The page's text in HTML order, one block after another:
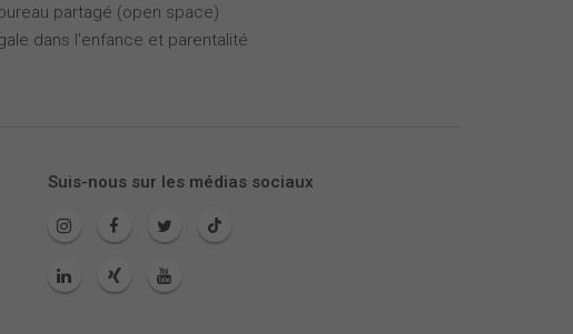
partagé (open space)
dans l'enfance et parentalité
Suis-nous sur les médias sociaux